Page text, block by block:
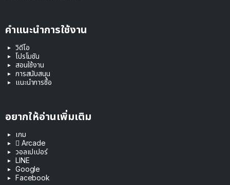
คำแนะนำการใช้งาน
วิดีโอ
โปรโมชัน
สอนใช้งาน
การสนับสนุน
แนะนำการซื้อ
อยากให้อ่านเพิ่มเติม
เกม
 Arcade
วอลเปเปอร์
LINE
Google
Facebook